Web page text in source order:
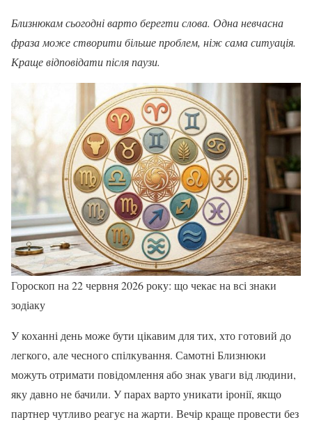
Близнюкам сьогодні варто берегти слова. Одна невчасна
фраза може створити більше проблем, ніж сама ситуація.
Краще відповідати після паузи.
Гороскоп на 22 червня 2026 року: що чекає на всі знаки
зодіаку
У коханні день може бути цікавим для тих, хто готовий до
легкого, але чесного спілкування. Самотні Близнюки
можуть отримати повідомлення або знак уваги від людини,
яку давно не бачили. У парах варто уникати іронії, якщо
партнер чутливо реагує на жарти. Вечір краще провести без